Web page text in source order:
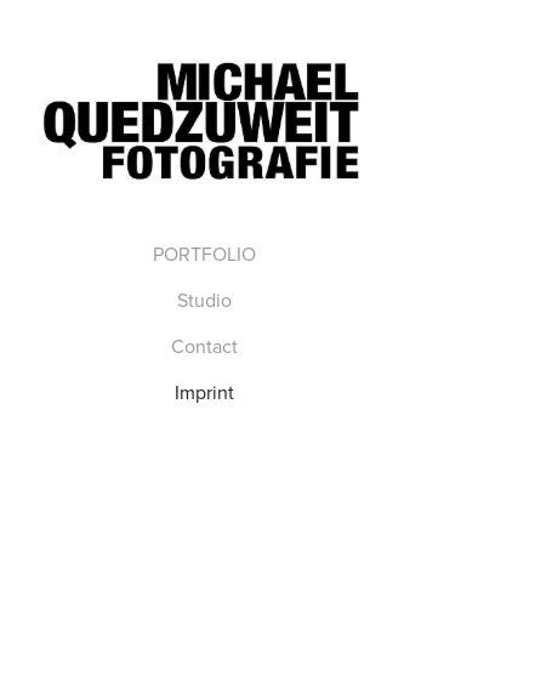
PORTFOLIO
Studio
Contact
Imprint